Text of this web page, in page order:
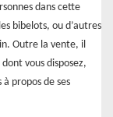
dans cette
bibelots, ou d’autres
Outre la vente, il
vous disposez,
propos de ses